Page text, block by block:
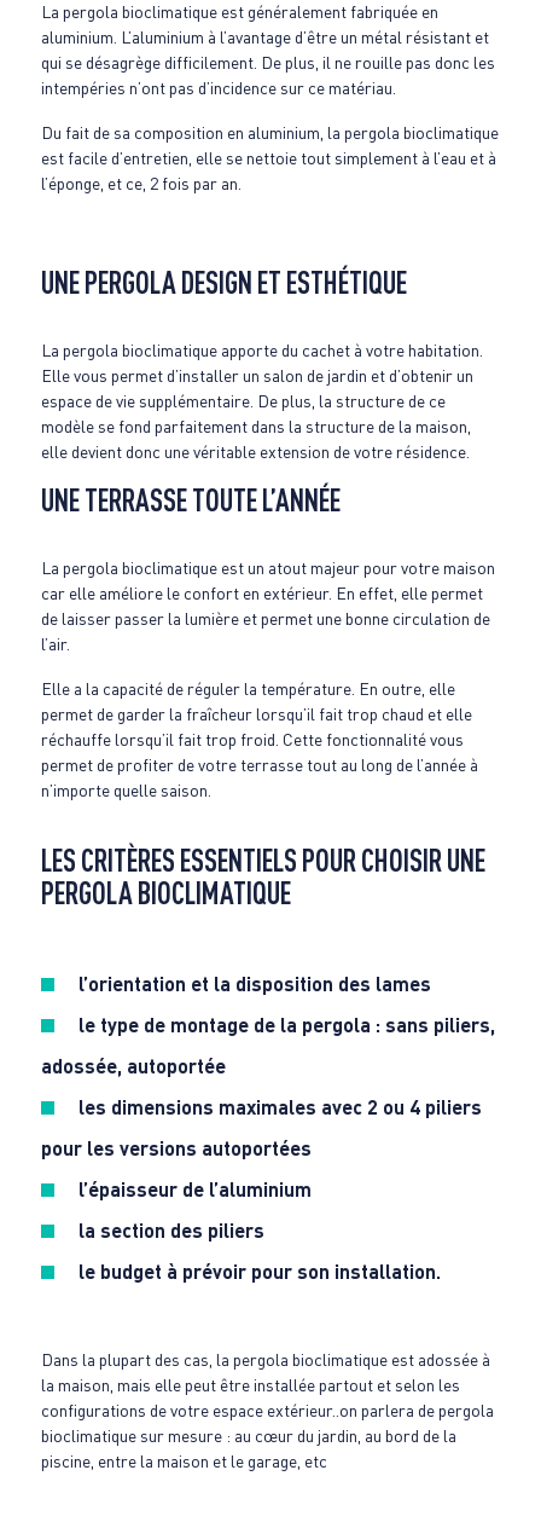
La pergola bioclimatique est généralement fabriquée en
aluminium. L’aluminium à l’avantage d’être un métal résistant et
qui se désagrège difficilement. De plus, il ne rouille pas donc les
intempéries n’ont pas d’incidence sur ce matériau.
Du fait de sa composition en aluminium, la pergola bioclimatique
est facile d’entretien, elle se nettoie tout simplement à l’eau et à
l’éponge, et ce, 2 fois par an.
UNE PERGOLA DESIGN ET ESTHÉTIQUE
La pergola bioclimatique apporte du cachet à votre habitation.
Elle vous permet d’installer un salon de jardin et d’obtenir un
espace de vie supplémentaire. De plus, la structure de ce
modèle se fond parfaitement dans la structure de la maison,
elle devient donc une véritable extension de votre résidence.
UNE TERRASSE TOUTE L’ANNÉE
La pergola bioclimatique est un atout majeur pour votre maison
car elle améliore le confort en extérieur. En effet, elle permet
de laisser passer la lumière et permet une bonne circulation de
l’air.
Elle a la capacité de réguler la température. En outre, elle
permet de garder la fraîcheur lorsqu’il fait trop chaud et elle
réchauffe lorsqu’il fait trop froid. Cette fonctionnalité vous
permet de profiter de votre terrasse tout au long de l’année à
n’importe quelle saison.
LES CRITÈRES ESSENTIELS POUR CHOISIR UNE
PERGOLA BIOCLIMATIQUE
l’orientation et la disposition des lames
le type de montage de la pergola : sans piliers,
adossée, autoportée
les dimensions maximales avec 2 ou 4 piliers
pour les versions autoportées
l’épaisseur de l’aluminium
la section des piliers
le budget à prévoir pour son installation.
Dans la plupart des cas, la pergola bioclimatique est adossée à
la maison, mais elle peut être installée partout et selon les
configurations de votre espace extérieur..on parlera de pergola
bioclimatique sur mesure : au cœur du jardin, au bord de la
piscine, entre la maison et le garage, etc